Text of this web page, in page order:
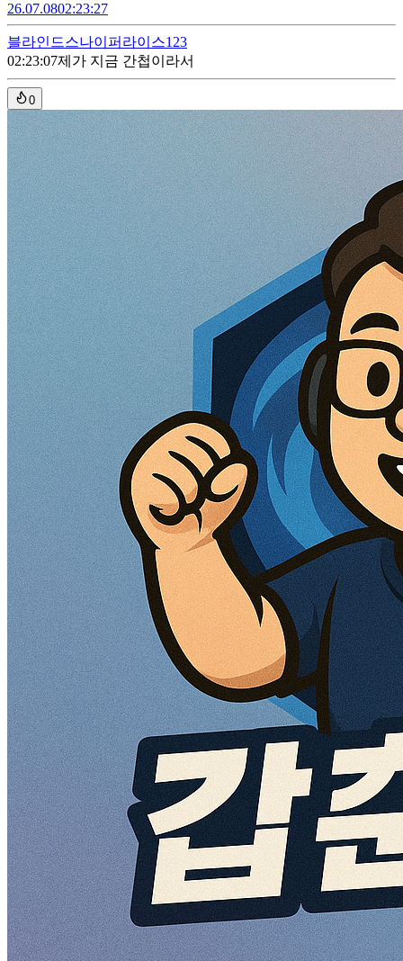
26.07.0802:23:27
블라인드스나이퍼라이스123
02:23:07제가 지금 간첩이라서
0